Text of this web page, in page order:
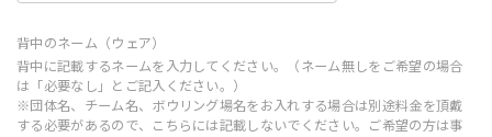
背中のネーム（ウェア）
背中に記載するネームを入力してください。（ネーム無しをご希望の場合
は「必要なし」とご記入ください。）
※団体名、チーム名、ボウリング場名をお入れする場合は別途料金を頂戴
する必要があるので、こちらには記載しないでください。ご希望の方は事